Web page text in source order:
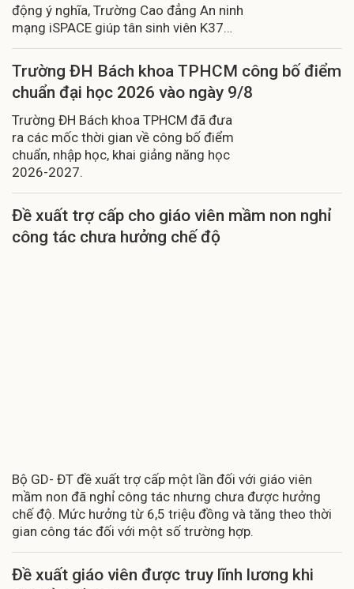
động ý nghĩa, Trường Cao đẳng An ninh
mạng iSPACE giúp tân sinh viên K37
sẵn sàng bước vào môi trường học tập
mới.
Trường ĐH Bách khoa TPHCM công bố điểm
chuẩn đại học 2026 vào ngày 9/8
Trường ĐH Bách khoa TPHCM đã đưa
ra các mốc thời gian về công bố điểm
chuẩn, nhập học, khai giảng năng học
2026-2027.
Đề xuất trợ cấp cho giáo viên mầm non nghỉ
công tác chưa hưởng chế độ
Bộ GD- ĐT đề xuất trợ cấp một lần đối với giáo viên
mầm non đã nghỉ công tác nhưng chưa được hưởng
chế độ. Mức hưởng từ 6,5 triệu đồng và tăng theo thời
gian công tác đối với một số trường hợp.
Đề xuất giáo viên được truy lĩnh lương khi